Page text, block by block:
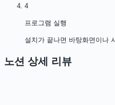
4
프로그램 실행
설치가 끝나면 바탕화면이나
노션 상세 리뷰